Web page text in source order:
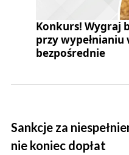
Konkurs! Wygraj
przy
bezpośrednie
Sankcje za
nie koniec dopłat